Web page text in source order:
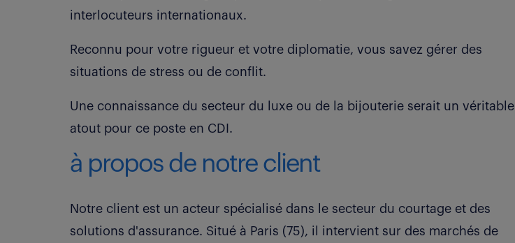
interlocuteurs internationaux.
Reconnu pour votre rigueur et votre diplomatie, vous savez gérer des
situations de stress ou de conflit.
Une connaissance du secteur du luxe ou de la bijouterie serait un véritable
atout pour ce poste en CDI.
à propos de notre client
Notre client est un acteur spécialisé dans le secteur du courtage et des
solutions d'assurance. Situé à Paris (75), il intervient sur des marchés de